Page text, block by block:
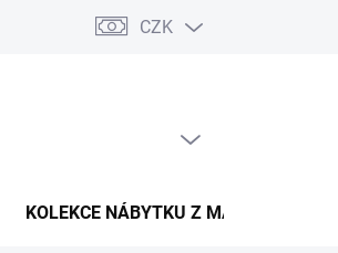
osobních údajů Pojištění zásilky
CZK
KOLEKCE NÁBYTKU Z MASIVU